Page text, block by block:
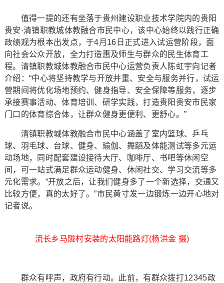
值得一提的还有坐落于贵州建设职业技术学院内的贵阳
贵安·清镇职教城体教融合市民中心，该中心始终以践行正确
政绩观为根本出发点，于4月16日正式进入试运营阶段，面
向社会公众开放，全力打造惠及师生与群众的民生体育工
程。清镇职教城体教融合市民中心运营负责人陈虹宇向记者
介绍：“中心将坚持教学与开放并重、安全与服务并行，试运
营期间将优化场地预约、健身指导、安全保障等服务，逐步
承接赛事活动、体育培训、研学实践，打造贵阳贵安市民家
门口的体育综合体，让群众健身更便利、更舒心。”
清镇职教城体教融合市民中心涵盖了室内篮球、乒乓
球、羽毛球、台球、健身、瑜伽、舞蹈及体能测试等多元运
动场地，同时配套建设接待大厅、咖啡厅、书吧等休闲空
间，可一站式满足群众运动健身、休闲社交、学习交流等多
元化需求。“开放之后，让我们健身多了一个新选择，交通又
比较方便，真的太好了。”市民黄寸发一边锻炼一边开心地对
记者说。
流长乡马陇村安装的太阳能路灯(杨洪金 摄)
群众有呼声，政府有行动。此前，有群众拨打12345政